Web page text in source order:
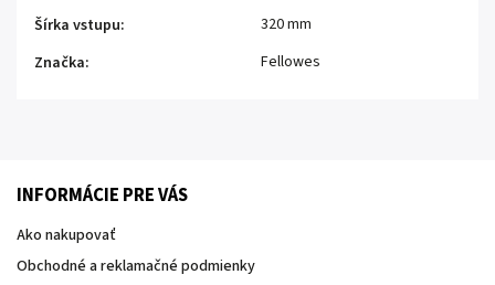
Šírka vstupu:
320 mm
Značka: Fellowes
INFORMÁCIE PRE VÁS
Ako nakupovať
Obchodné a reklamačné podmienky